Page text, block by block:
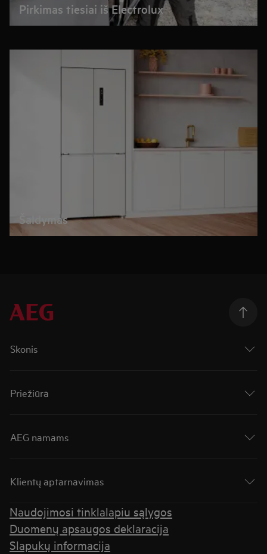
Pirkimas tiesiai iš Electrolux
Šaldymas
Skonis
Priežiūra
AEG namams
Klientų aptarnavimas
Naudojimosi tinklalapiu sąlygos
Duomenų apsaugos deklaracija
Slapukų informacija